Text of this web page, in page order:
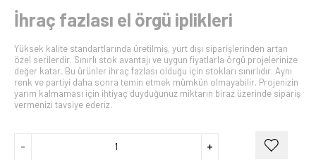
İhraç fazlası el örgü iplikleri
Yüksek kalite standartlarında üretilmiş, yurt dışı siparişlerinden artan
özel serilerdir. Sınırlı stok avantajı ve uygun fiyatlarla örgü projelerinize
değer katar. Bu ürünler ihraç fazlası olduğu için stokları sınırlıdır. Aynı
renk ve partiyi daha sonra temin etmek mümkün olmayabilir. Projenizin
yarım kalmaması için ihtiyaç duyduğunuz miktarın biraz üzerinde sipariş
vermenizi tavsiye ederiz.